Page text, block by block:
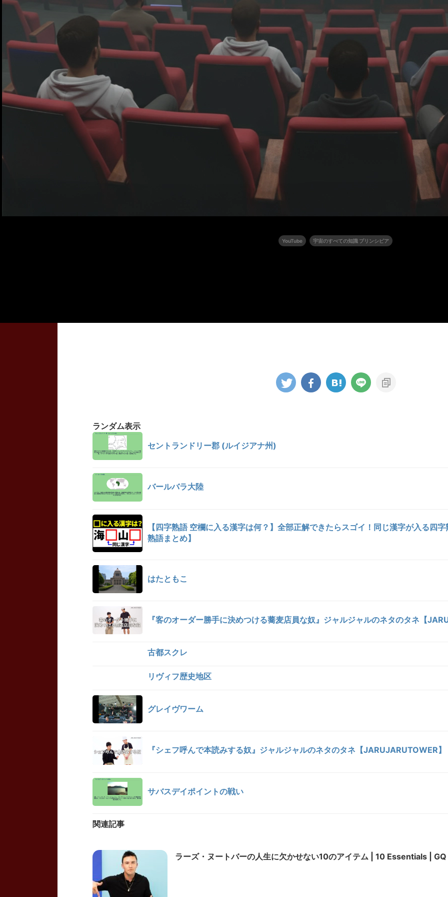
YouTube 宇宙のすべての知識 プリンシピア
ランダム表示
セントランドリー郡 (ルイジアナ州)
バールバラ大陸
【四字熟語 空欄に入る漢字は何？】全部正解できたらスゴイ！同じ漢字が入る四
熟語まとめ】
はたともこ
『客のオーダー勝手に決めつける蕎麦店員な奴』ジャルジャルのネタのタネ【
古都スクレ
リヴィフ歴史地区
グレイヴワーム
『シェフ呼んで本読みする奴』ジャルジャルのネタのタネ【JARUJARUTOWER】
サバスデイポイントの戦い
関連記事
ラーズ・ヌートバーの人生に欠かせない10のアイテム | 10 Essentials |